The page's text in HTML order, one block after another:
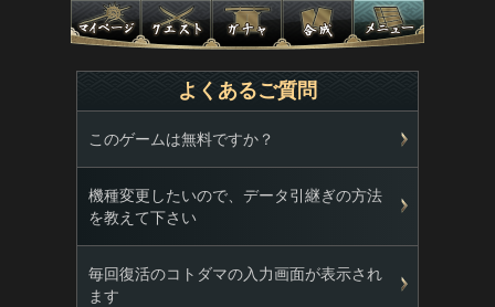
よくあるご質問
このゲームは無料ですか？
機種変更したいので、データ引継ぎの方法
を教えて下さい
毎回復活のコトダマの入力画面が表示され
ます